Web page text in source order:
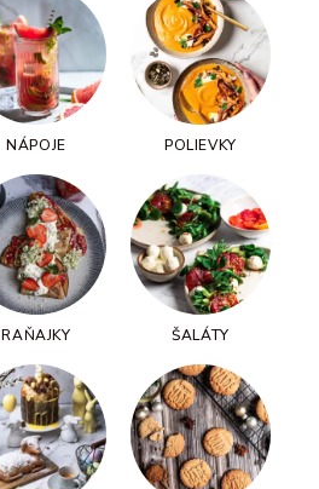
NÁPOJE POLIEVKY
RAŇAJKY ŠALÁTY